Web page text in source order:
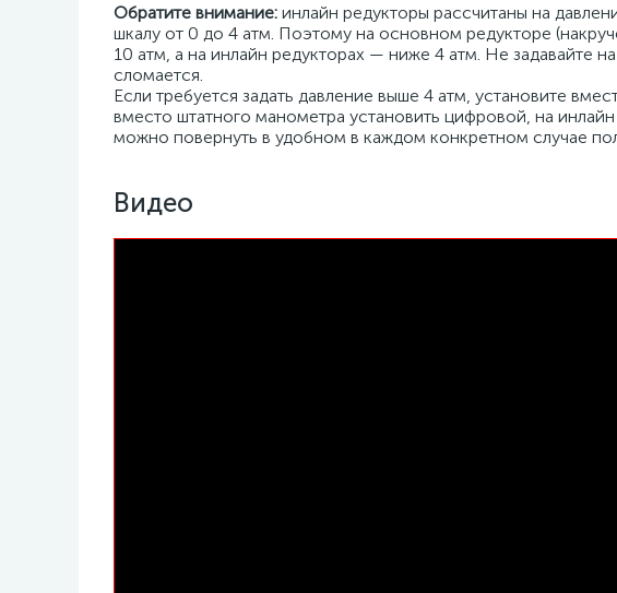
Обратите внимание: инлайн редукторы рассчитаны на
шкалу от 0 до 4 атм. Поэтому на основном редукторе
10 атм, а на инлайн редукторах — ниже 4 атм. Не задавайте
сломается.
Если требуется задать давление выше 4 атм, установите
вместо штатного манометра установить цифровой, на
можно повернуть в удобном в каждом конкретном случае
Видео